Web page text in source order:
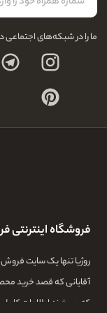
درباره ما
ما را در شبکه‌های اجتماعی
فروشگاه اینترنتی
روژیا تنها یک سایت فروش
آقایانی که قصد خرید
که می‌خرند اطلاعات